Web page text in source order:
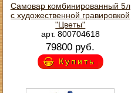
Самовар комбинированный 5л
с художественной гравировкой
"Цветы"
арт. 800704618
79800 руб.
Купить